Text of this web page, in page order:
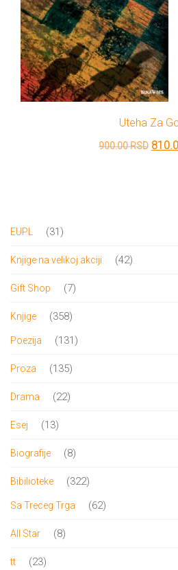
Uteha Za
900.00RSD
EUPL 3131
Knjige na velikoj akciji 4242
Gift Shop 77
Knjige 358358
proizvoda
Poezija 131131
Proza 135135
Drama 2222
Esej 1313
Biografije 88
Bibilioteke 322322
proizvoda
Sa Treceg Trga 6262
All Star 88
tt 2323